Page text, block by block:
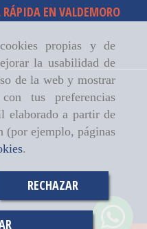
propias y de
la usabilidad de
de la web y mostrar
tus preferencias
elaborado a partir de
(por ejemplo, páginas
.
RECHAZAR
RÁPIDA EN VALDEMORO